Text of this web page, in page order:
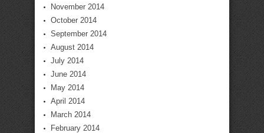
November 2014
October 2014
September 2014
August 2014
July 2014
June 2014
May 2014
April 2014
March 2014
February 2014